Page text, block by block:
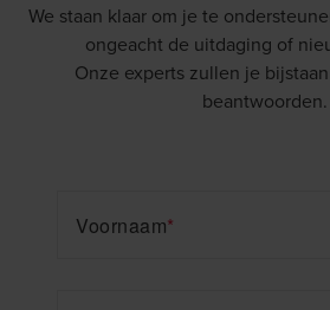
We staan klaar om je te
ongeacht de uitdaging of
Onze experts zullen je
beantwoorden.
*
Voornaam